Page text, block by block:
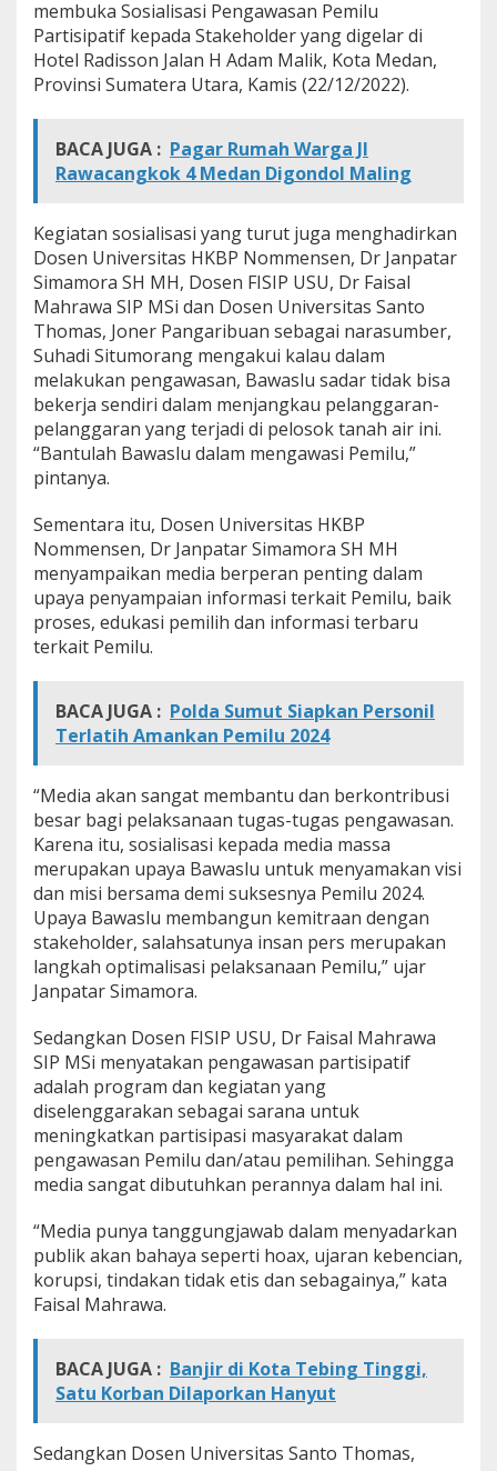
y
a
P
e
l
g
g
a
n
P
e
m
i
l
u
membuka Sosialisasi Pengawasan Pemilu
Partisipatif kepada Stakeholder yang digelar di
Hotel Radisson Jalan H Adam Malik, Kota Medan,
Provinsi Sumatera Utara, Kamis (22/12/2022).
BACA JUGA : Pagar Rumah Warga Jl
Rawacangkok 4 Medan Digondol Maling
Kegiatan sosialisasi yang turut juga menghadirkan
Dosen Universitas HKBP Nommensen, Dr Janpatar
Simamora SH MH, Dosen FISIP USU, Dr Faisal
Mahrawa SIP MSi dan Dosen Universitas Santo
Thomas, Joner Pangaribuan sebagai narasumber,
Suhadi Situmorang mengakui kalau dalam
melakukan pengawasan, Bawaslu sadar tidak bisa
bekerja sendiri dalam menjangkau pelanggaran-
pelanggaran yang terjadi di pelosok tanah air ini.
“Bantulah Bawaslu dalam mengawasi Pemilu,”
pintanya.
Sementara itu, Dosen Universitas HKBP
Nommensen, Dr Janpatar Simamora SH MH
menyampaikan media berperan penting dalam
upaya penyampaian informasi terkait Pemilu, baik
proses, edukasi pemilih dan informasi terbaru
terkait Pemilu.
BACA JUGA : Polda Sumut Siapkan Personil
Terlatih Amankan Pemilu 2024
“Media akan sangat membantu dan berkontribusi
besar bagi pelaksanaan tugas-tugas pengawasan.
Karena itu, sosialisasi kepada media massa
merupakan upaya Bawaslu untuk menyamakan visi
dan misi bersama demi suksesnya Pemilu 2024.
Upaya Bawaslu membangun kemitraan dengan
stakeholder, salahsatunya insan pers merupakan
langkah optimalisasi pelaksanaan Pemilu,” ujar
Janpatar Simamora.
Sedangkan Dosen FISIP USU, Dr Faisal Mahrawa
SIP MSi menyatakan pengawasan partisipatif
adalah program dan kegiatan yang
diselenggarakan sebagai sarana untuk
meningkatkan partisipasi masyarakat dalam
pengawasan Pemilu dan/atau pemilihan. Sehingga
media sangat dibutuhkan perannya dalam hal ini.
“Media punya tanggungjawab dalam menyadarkan
publik akan bahaya seperti hoax, ujaran kebencian,
korupsi, tindakan tidak etis dan sebagainya,” kata
Faisal Mahrawa.
BACA JUGA : Banjir di Kota Tebing Tinggi,
Satu Korban Dilaporkan Hanyut
Sedangkan Dosen Universitas Santo Thomas,